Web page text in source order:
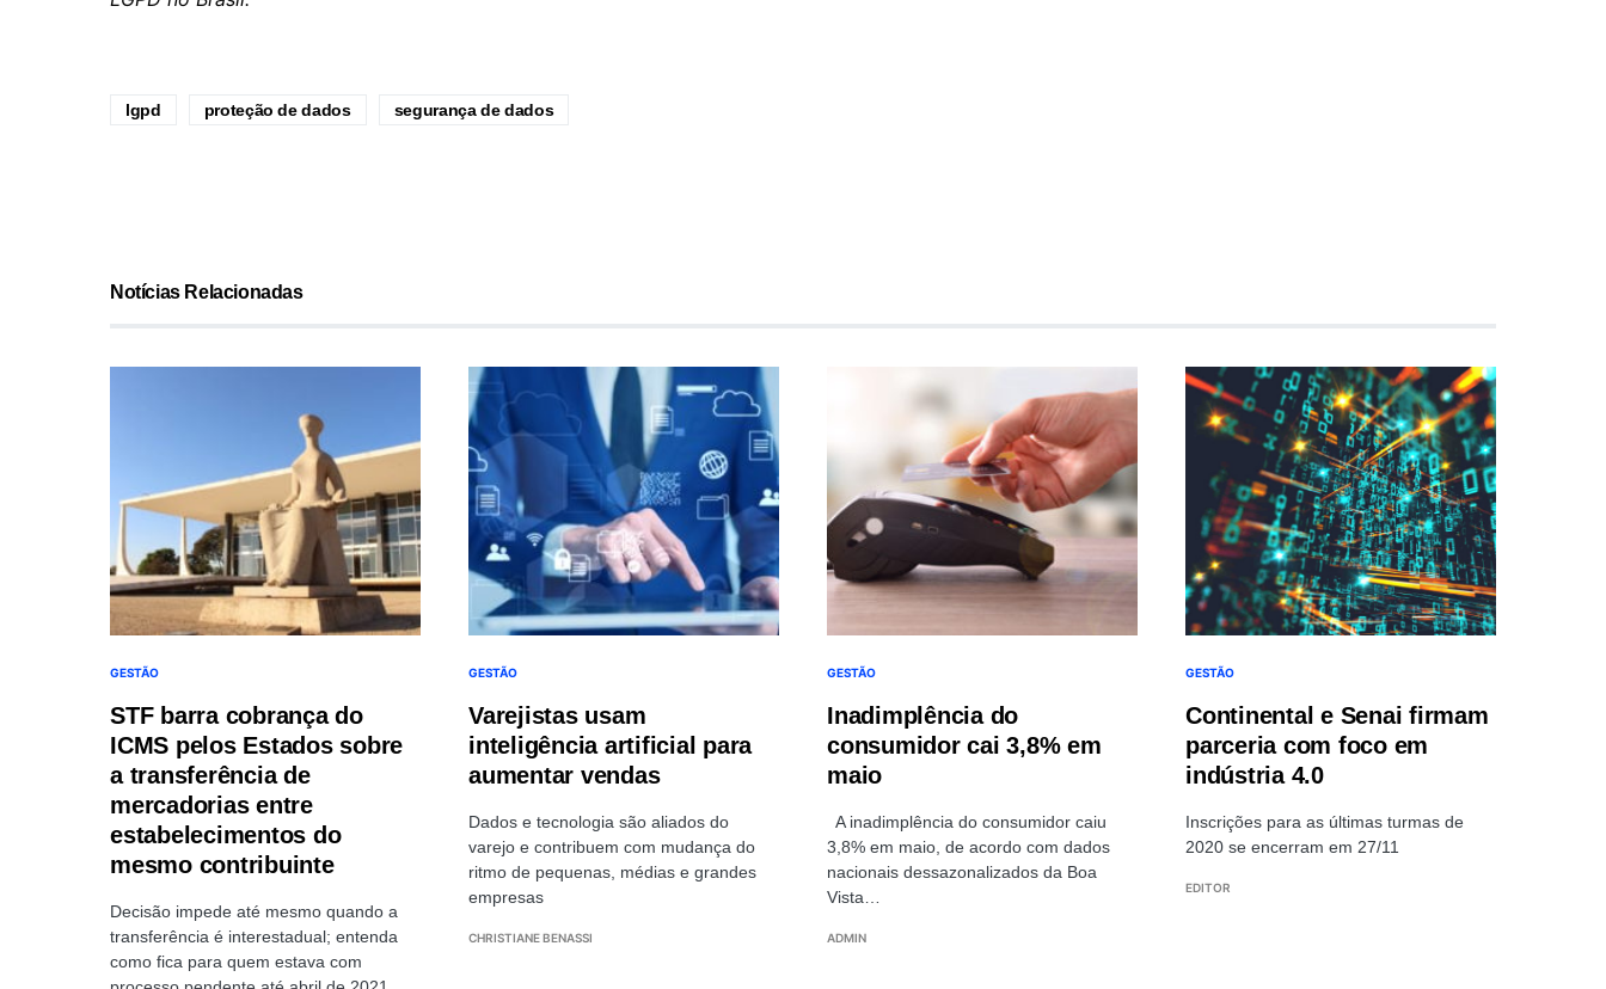
lgpd proteção de dados segurança de dados
Notícias Relacionadas
GESTÃO
STF barra cobrança do
ICMS pelos Estados sobre
a transferência de
mercadorias entre
estabelecimentos do
mesmo contribuinte
Decisão impede até mesmo quando a
transferência é interestadual; entenda
como fica para quem estava com
GESTÃO
Varejistas usam
inteligência artificial para
aumentar vendas
Dados e tecnologia são aliados do
varejo e contribuem com mudança do
ritmo de pequenas, médias e grandes
empresas
CHRISTIANE BENASSI
GESTÃO
Inadimplência do
consumidor cai 3,8% em
maio
A inadimplência do consumidor caiu
3,8% em maio, de acordo com dados
nacionais dessazonalizados da Boa
Vista…
ADMIN
GESTÃO
Continental e Senai firmam
parceria com foco em
indústria 4.0
Inscrições para as últimas turmas de
2020 se encerram em 27/11
EDITOR